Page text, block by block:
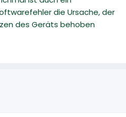
die Ursache, der
des Geräts behoben